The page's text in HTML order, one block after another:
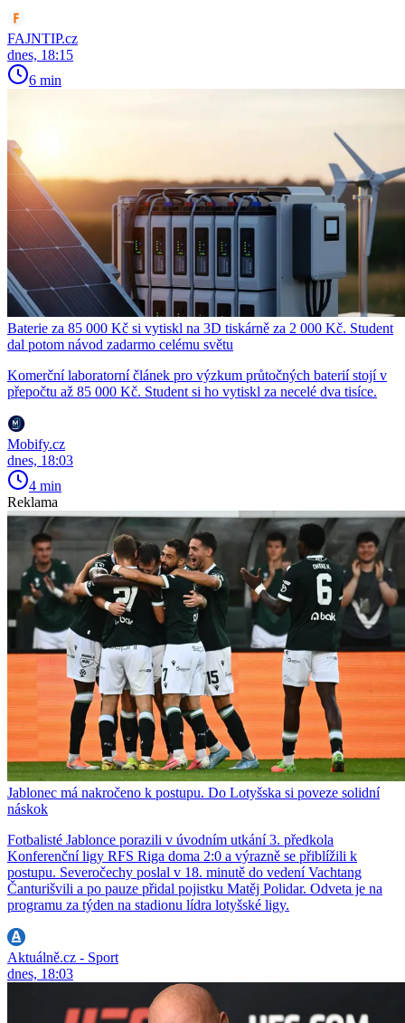
FAJNTIP.cz
dnes, 18:15
6 min
Baterie za 85 000 Kč si vytiskl na 3D tiskárně za 2 000 Kč. Student
dal potom návod zadarmo celému světu
Komerční laboratorní článek pro výzkum průtočných baterií stojí v
přepočtu až 85 000 Kč. Student si ho vytiskl za necelé dva tisíce.
Mobify.cz
dnes, 18:03
4 min
Reklama
Jablonec má nakročeno k postupu. Do Lotyšska si poveze solidní
náskok
Fotbalisté Jablonce porazili v úvodním utkání 3. předkola
Konferenční ligy RFS Riga doma 2:0 a výrazně se přiblížili k
postupu. Severočechy poslal v 18. minutě do vedení Vachtang
Čanturišvili a po pauze přidal pojistku Matěj Polidar. Odveta je na
programu za týden na stadionu lídra lotyšské ligy.
Aktuálně.cz - Sport
dnes, 18:03